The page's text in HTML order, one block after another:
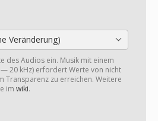
Veränderung)
des Audios ein. Musik mit einem
20 kHz) erfordert Werte von nicht
Transparenz zu erreichen. Weitere
im wiki.